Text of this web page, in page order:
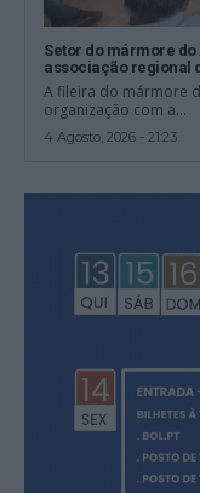
Setor do mármore
associação regional
A fileira do mármore
organização com a...
4 Agosto, 2026 - 21:23